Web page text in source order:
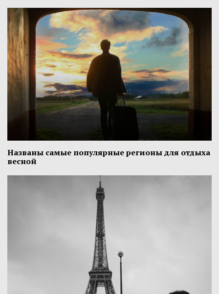
Названы самые популярные регионы для отдыха
весной